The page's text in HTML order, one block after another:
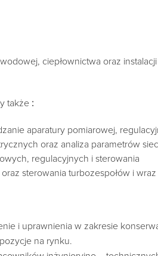
ciepłownictwa oraz
także :
aparatury pomiarowej,
oraz analiza parametrów
regulacyjnych i sterowania
sterowania turbozespołów i
i uprawnienia w zakresie
na rynku.